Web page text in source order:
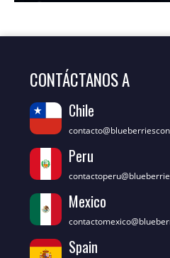
CONTÁCTANOS A
Chile
Peru
Mexico
Spain